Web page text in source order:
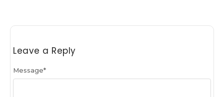
Leave a Reply
Message*